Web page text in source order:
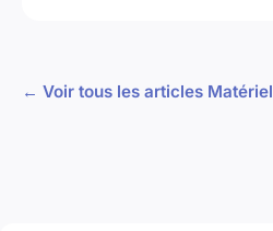
← Voir tous les articles Matériel